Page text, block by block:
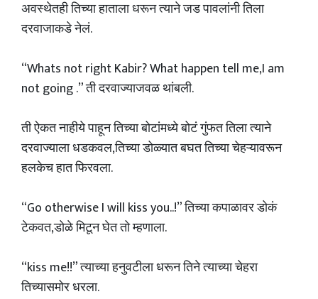
अवस्थेतही तिच्या हाताला धरून त्याने जड पावलांनी तिला
दरवाजाकडे नेलं.
“Whats not right Kabir? What happen tell me,I am
not going .” ती दरवाज्याजवळ थांबली.
ती ऐकत नाहीये पाहून तिच्या बोटांमध्ये बोटं गुंफत तिला त्याने
दरवाज्याला धडकवल,तिच्या डोळ्यात बघत तिच्या चेहऱ्यावरून
हलकेच हात फिरवला.
“Go otherwise I will kiss you..!” तिच्या कपाळावर डोकं
टेकवत,डोळे मिटून घेत तो म्हणाला.
“kiss me!!” त्याच्या हनुवटीला धरून तिने त्याच्या चेहरा
तिच्यासमोर धरला.